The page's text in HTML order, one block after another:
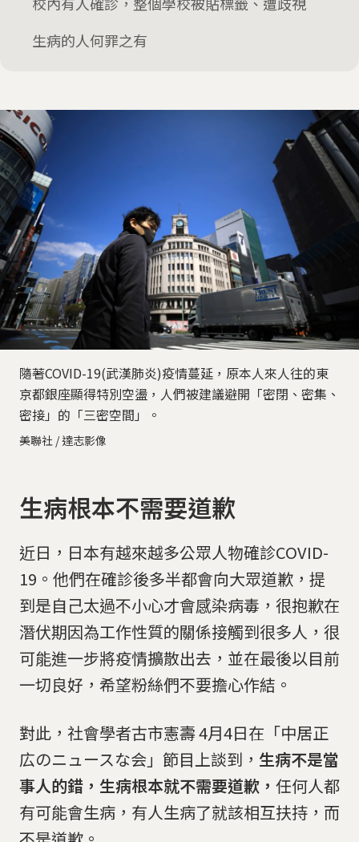
生病的人何罪之有
隨著COVID-19(武漢肺炎)疫情蔓延，原本人來人往的東
京都銀座顯得特別空盪，人們被建議避開「密閉、密集、
密接」的「三密空間」。
美聯社 / 達志影像
生病根本不需要道歉
近日，日本有越來越多公眾人物確診COVID-
19。他們在確診後多半都會向大眾道歉，提
到是自己太過不小心才會感染病毒，很抱歉在
潛伏期因為工作性質的關係接觸到很多人，很
可能進一步將疫情擴散出去，並在最後以目前
一切良好，希望粉絲們不要擔心作結。
對此，社會學者古市憲壽 4月4日在「中居正
広のニュースな会」節目上談到， 生病不是當
事人的錯，生病根本就不需要道歉， 任何人都
有可能會生病，有人生病了就該相互扶持，而